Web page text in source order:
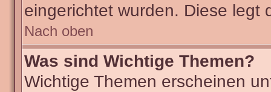
eingerichtet wurden. Diese legt
Nach oben
Was sind Wichtige Themen?
Wichtige Themen erscheinen